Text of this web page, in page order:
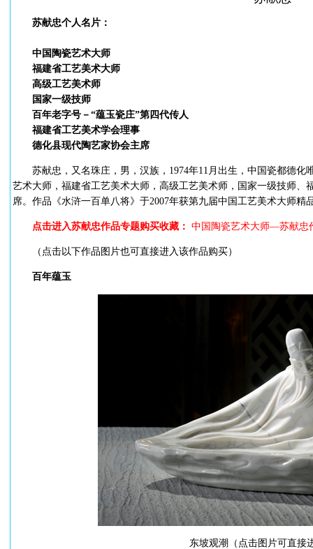
苏献忠个人名片：
中国陶瓷艺术大师
福建省工艺美术大师
高级工艺美术师
国家一级技师
百年老字号－“蕴玉瓷庄”第四代传人
福建省工艺美术学会理事
德化县现代陶艺家协会主席
苏献忠，又名珠庄，男，汉族，1974年11月出生，中国瓷都德化
艺术大师，福建省工艺美术大师，高级工艺美术师，国家一级技师、
席。作品《水浒一百单八将》于2007年获第九届中国工艺美术大师精
点击进入苏献忠作品专题购买收藏： 中国陶瓷艺术大师—苏献忠
（点击以下作品图片也可直接进入该作品购买）
百年蕴玉
东坡观潮（点击图片可直接